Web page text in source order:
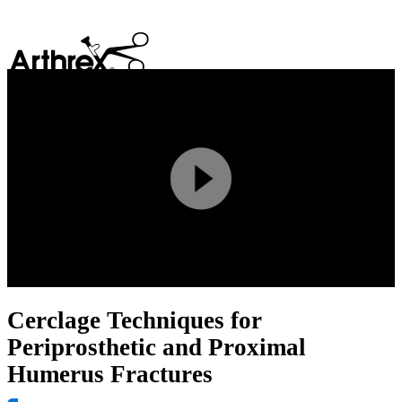
Play
Video
Cerclage Techniques for
Periprosthetic and Proximal
Humerus Fractures